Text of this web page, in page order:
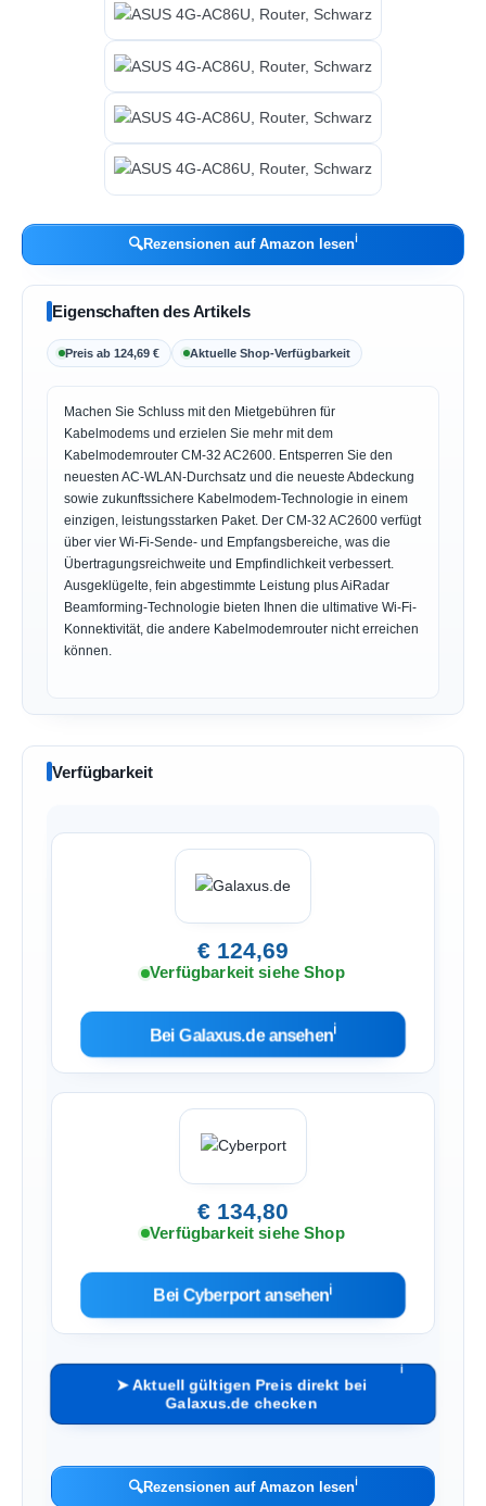
🔍Rezensionen auf Amazon lesenℹ︎
Eigenschaften des Artikels
Preis ab 124,69 € Aktuelle Shop-Verfügbarkeit
Machen Sie Schluss mit den Mietgebühren für
Kabelmodems und erzielen Sie mehr mit dem
Kabelmodemrouter CM-32 AC2600. Entsperren Sie den
neuesten AC-WLAN-Durchsatz und die neueste Abdeckung
sowie zukunftssichere Kabelmodem-Technologie in einem
einzigen, leistungsstarken Paket. Der CM-32 AC2600 verfügt
über vier Wi-Fi-Sende- und Empfangsbereiche, was die
Übertragungsreichweite und Empfindlichkeit verbessert.
Ausgeklügelte, fein abgestimmte Leistung plus AiRadar
Beamforming-Technologie bieten Ihnen die ultimative Wi-Fi-
Konnektivität, die andere Kabelmodemrouter nicht erreichen
können.
Verfügbarkeit
€ 124,69
Verfügbarkeit siehe Shop
Bei Galaxus.de ansehenℹ︎
€ 134,80
Verfügbarkeit siehe Shop
Bei Cyberport ansehenℹ︎
➤ Aktuell gültigen Preis direkt bei
Galaxus.de checken
ℹ︎
🔍Rezensionen auf Amazon lesenℹ︎